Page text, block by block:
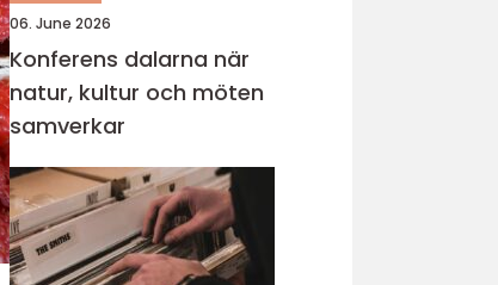
06. June 2026
Konferens dalarna när
natur, kultur och möten
samverkar